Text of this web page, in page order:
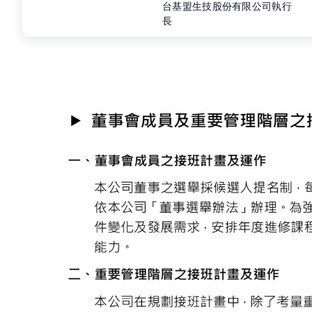
台基盟生技股份有限公司執行
長